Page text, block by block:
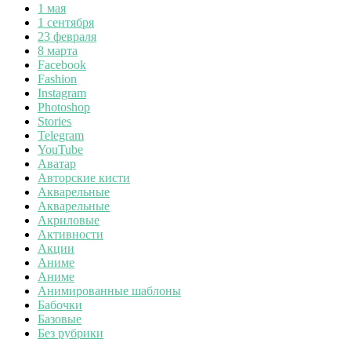
1 мая
1 сентября
23 февраля
8 марта
Facebook
Fashion
Instagram
Photoshop
Stories
Telegram
YouTube
Аватар
Авторские кисти
Акварельные
Акварельные
Акриловые
Активности
Акции
Аниме
Аниме
Анимированные шаблоны
Бабочки
Базовые
Без рубрики